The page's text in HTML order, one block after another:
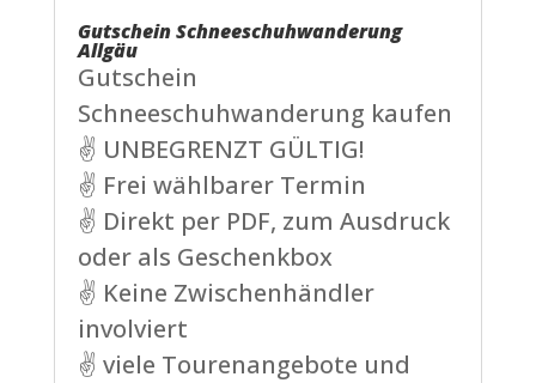
Gutschein Schneeschuhwanderung
Allgäu
Gutschein
Schneeschuhwanderung kaufen
✌ UNBEGRENZT GÜLTIG!
✌ Frei wählbarer Termin
✌ Direkt per PDF, zum Ausdruck
oder als Geschenkbox
✌ Keine Zwischenhändler
involviert
✌ viele Tourenangebote und